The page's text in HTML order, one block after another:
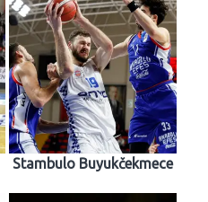
Stambulo Buyukčekmece